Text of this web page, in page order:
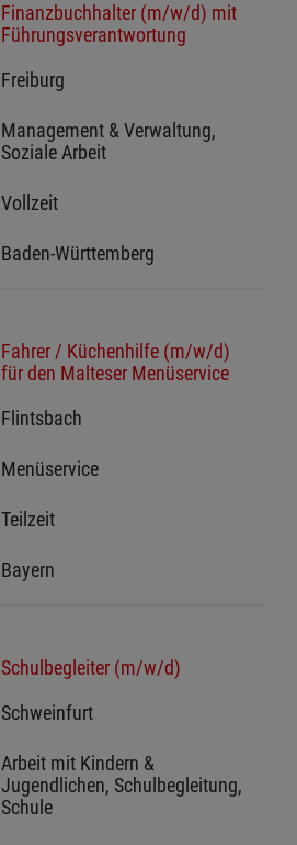
Finanzbuchhalter (m/w/d) mit
Führungsverantwortung
Freiburg
Management & Verwaltung,
Soziale Arbeit
Vollzeit
Baden-Württemberg
Fahrer / Küchenhilfe (m/w/d)
für den Malteser Menüservice
Flintsbach
Menüservice
Teilzeit
Bayern
Schulbegleiter (m/w/d)
Schweinfurt
Arbeit mit Kindern &
Jugendlichen, Schulbegleitung,
Schule